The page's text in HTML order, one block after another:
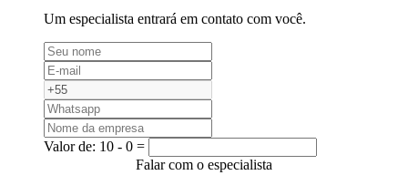
Um especialista entrará em contato com você.
Valor de: 10 - 0 =
Falar com o especialista